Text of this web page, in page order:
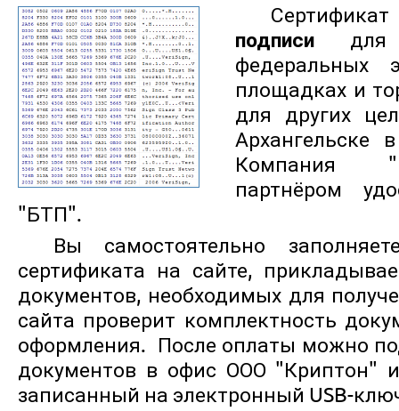
подписи для
федеральных
площадках и
для других
Архангельске
Компания
партнёром
"БТП".
Вы самостоятельно
сертификата на сайте,
документов, необходимых для
сайта проверит комплектность
оформления. После оплаты можно
документов в офис ООО "Криптон"
записанный на электронный USB-